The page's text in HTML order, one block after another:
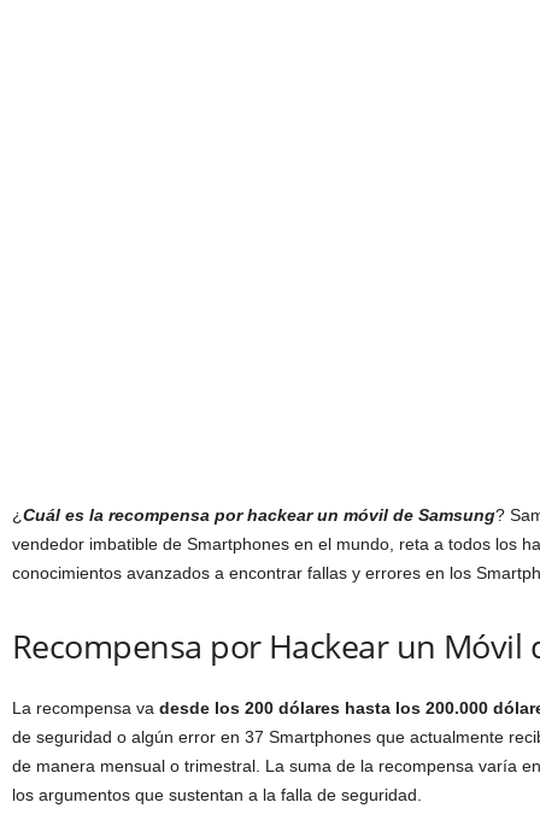
¿Cuál es la recompensa por hackear un móvil de Samsung?
vendedor imbatible de Smartphones en el mundo, reta a todos los
conocimientos avanzados a encontrar fallas y errores en los S
Recompensa por Hackearun Móvil
La recompensa va desde los 200 dólares hasta los 200.000
de seguridad o algún error en 37 Smartphones que actualmente
de manera mensual o trimestral La suma de la recompensa varía
los argumentos que sustentan a la falla de seguridad.